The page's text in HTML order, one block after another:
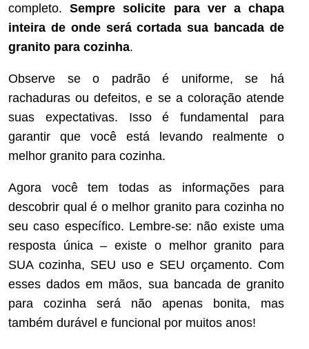
completo.Sempre solicite para ver a chapa
inteira de onde será cortada sua bancada de
granito para cozinha.
Observe se o padrão é uniforme, se há
rachaduras ou defeitos, e se a coloração atende
suas expectativas. Isso é fundamental para
garantir que você está levando realmente o
melhor granito para cozinha.
Agora você tem todas as informações para
descobrir qual é o melhor granito para cozinha no
seu caso específico. Lembre-se: não existe uma
resposta única – existe o melhor granito para
SUA cozinha, SEU uso e SEU orçamento. Com
esses dados em mãos, sua bancada de granito
para cozinha será não apenas bonita, mas
também durável e funcional por muitos anos!